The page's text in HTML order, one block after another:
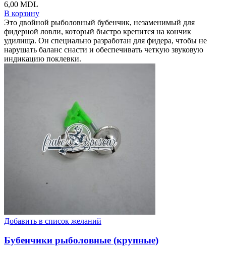
6,00 MDL
В корзину
Это двойной рыболовный бубенчик, незаменимый для
фидерной ловли, который быстро крепится на кончик
удилища. Он специально разработан для фидера, чтобы не
нарушать баланс снасти и обеспечивать четкую звуковую
индикацию поклевки.
Добавить в список желаний
Бубенчики рыболовные (крупные)